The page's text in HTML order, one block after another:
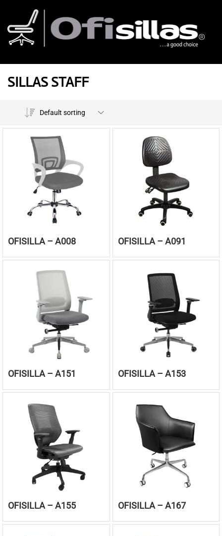
SILLAS STAFF
Default sorting
OFISILLA – A008 OFISILLA – A091
OFISILLA – A151 OFISILLA – A153
OFISILLA – A155 OFISILLA – A167